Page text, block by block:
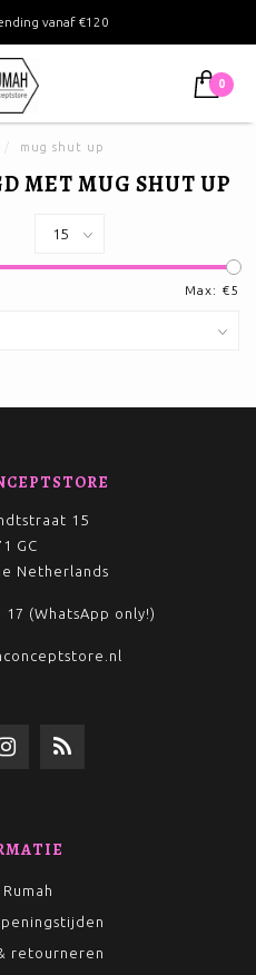
vanaf €120
0
mug shut up
MET MUG SHUT UP
Max: €5
15
GC
Netherlands
17 (WhatsApp only!)
retourneren